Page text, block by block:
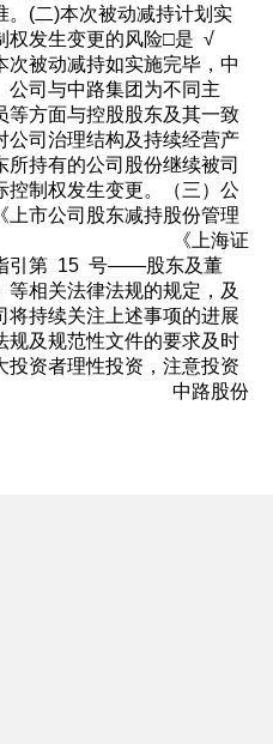
(二)本次被动减持计划实
权发生变更的风险□是 √
被动减持如实施完毕，中
公司与中路集团为不同主
等方面与控股股东及其一致
公司治理结构及持续经营产
持有的公司股份继续被司
控制权发生变更。（三）公
上市公司股东减持股份管理
《上海证
引第 15 号——股东及董
相关法律法规的规定，及
持续关注上述事项的进展
规及规范性文件的要求及时
投资者理性投资，注意投资
。 中路股份